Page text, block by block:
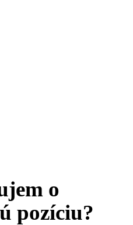
o
pozíciu?